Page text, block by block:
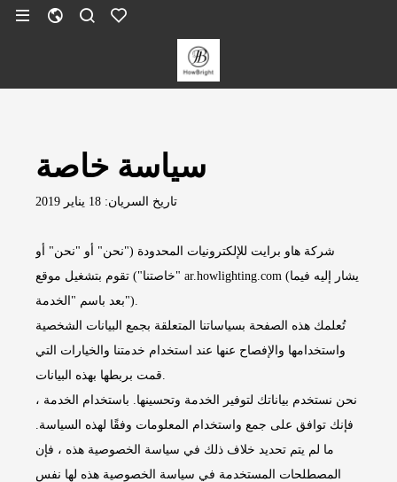
سياسة خاصة
تاريخ السريان: 18 يناير 2019
شركة هاو برايت للإلكترونيات المحدودة ("نحن" أو "نحن" أو
"خاصتنا") تقوم بتشغيل موقع ar.howlighting.com (يشار إليه فيما
بعد باسم "الخدمة").
تُعلمك هذه الصفحة بسياساتنا المتعلقة بجمع البيانات الشخصية
واستخدامها والإفصاح عنها عند استخدام خدمتنا والخيارات التي
قمت بربطها بهذه البيانات.
نحن نستخدم بياناتك لتوفير الخدمة وتحسينها. باستخدام الخدمة ،
فإنك توافق على جمع واستخدام المعلومات وفقًا لهذه السياسة.
ما لم يتم تحديد خلاف ذلك في سياسة الخصوصية هذه ، فإن
المصطلحات المستخدمة في سياسة الخصوصية هذه لها نفس